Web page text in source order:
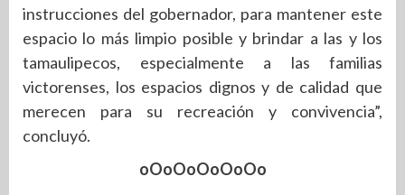
instrucciones del gobernador, para mantener este
espacio lo más limpio posible y brindar a las y los
tamaulipecos, especialmente a las familias
victorenses, los espacios dignos y de calidad que
merecen para su recreación y convivencia”,
concluyó.
oOoOoOoOoOo